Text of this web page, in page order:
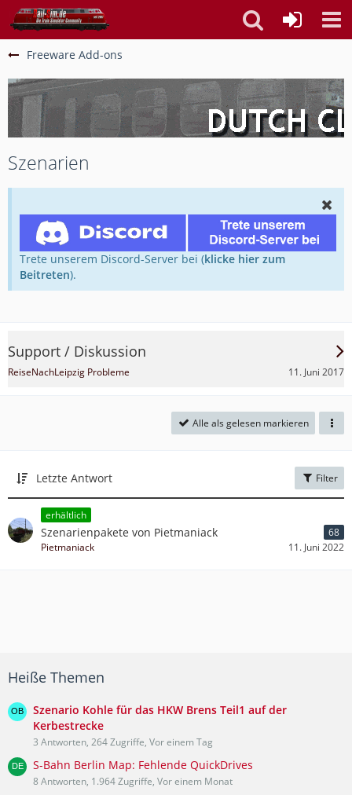
Freeware Add-ons
Szenarien
Trete unserem Discord-Server bei (klicke hier zum
Beitreten).
Support / Diskussion
ReiseNachLeipzig Probleme 11. Juni 2017
Alle als gelesen markieren
Letzte Antwort Filter
erhältlich
Szenarienpakete von Pietmaniack
68
Pietmaniack
11. Juni 2022
Heiße Themen
Szenario Kohle für das HKW Brens Teil1 auf der
Kerbestrecke
3 Antworten, 264 Zugriffe, Vor einem Tag
S-Bahn Berlin Map: Fehlende QuickDrives
8 Antworten, 1.964 Zugriffe, Vor einem Monat